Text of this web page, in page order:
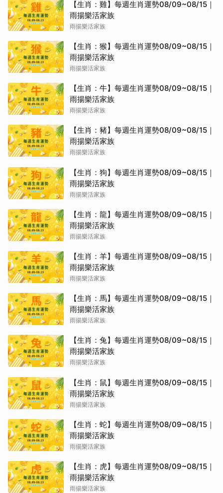
【生肖：雞】每週生肖運勢08/09~08/15｜
雨揚樂活家族
雨揚樂活家族
【生肖：猴】每週生肖運勢08/09~08/15｜
雨揚樂活家族
雨揚樂活家族
【生肖：牛】每週生肖運勢08/09~08/15｜
雨揚樂活家族
雨揚樂活家族
【生肖：豬】每週生肖運勢08/09~08/15｜
雨揚樂活家族
雨揚樂活家族
【生肖：狗】每週生肖運勢08/09~08/15｜
雨揚樂活家族
雨揚樂活家族
【生肖：龍】每週生肖運勢08/09~08/15｜
雨揚樂活家族
雨揚樂活家族
【生肖：羊】每週生肖運勢08/09~08/15｜
雨揚樂活家族
雨揚樂活家族
【生肖：馬】每週生肖運勢08/09~08/15｜
雨揚樂活家族
雨揚樂活家族
【生肖：兔】每週生肖運勢08/09~08/15｜
雨揚樂活家族
雨揚樂活家族
【生肖：鼠】每週生肖運勢08/09~08/15｜
雨揚樂活家族
雨揚樂活家族
【生肖：蛇】每週生肖運勢08/09~08/15｜
雨揚樂活家族
雨揚樂活家族
【生肖：虎】每週生肖運勢08/09~08/15｜
雨揚樂活家族
雨揚樂活家族